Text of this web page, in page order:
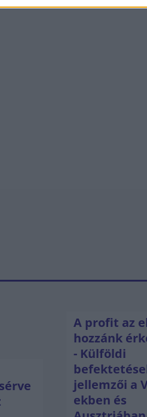
A profit az
hozzánk
- Külföldi
jellemzői a
ekben és